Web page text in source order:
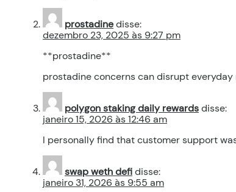
prostadinedisse:
dezembro 23, 2025 às 9:27 pm
**prostadine**
prostadine concerns can disrupt
polygon staking daily rewardsdisse:
janeiro 15, 2026 às 12:46 am
I personally find that customer support
swap weth defidisse:
janeiro 31, 2026 às 9:55 am